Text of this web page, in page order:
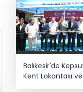
Balıkesir'de
Kent Lokantası ve
altyapı desteği